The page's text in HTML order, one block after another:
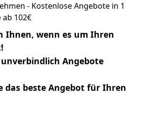
- Kostenlose Angebote in 1
102€
Ihnen, wenn es um Ihren
Angebote
das beste Angebot für Ihren